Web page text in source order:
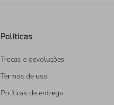
Políticas
Trocas e devoluções
Termos de uso
Políticas de entrega